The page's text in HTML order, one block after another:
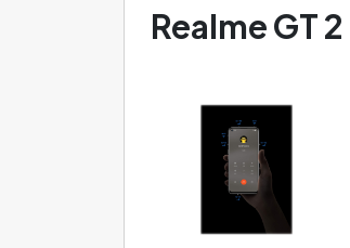
Realme GT 2